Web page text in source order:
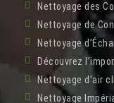
Nettoyage des
Nettoyage de
Nettoyage
Découvrez
Nettoyage d’air
Nettoyage